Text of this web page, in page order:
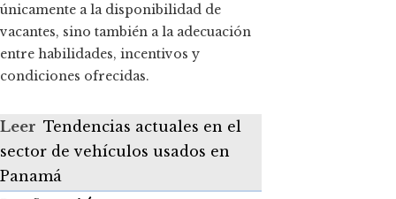
únicamente a la disponibilidad de
vacantes, sino también a la adecuación
entre habilidades, incentivos y
condiciones ofrecidas.
Leer Tendencias actuales en el
sector de vehículos usados en
Panamá